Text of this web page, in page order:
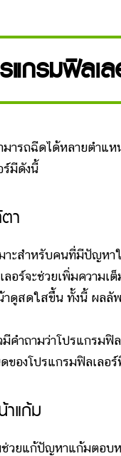
แกรมฟิลเ
ถฉีดได้หลายตำแห
มีดังนี้
า
ำหรับคนที่มีปัญหาใ
อร์จะช่วยเพิ่มความเ
าดูสดใสขึ้น ทั้งนี้ ผล
ามว่าโปรแกรมฟิลเ
องโปรแกรมฟิลเลอ
แก้ม
ก้ปัญหาแก้มตอบหรื